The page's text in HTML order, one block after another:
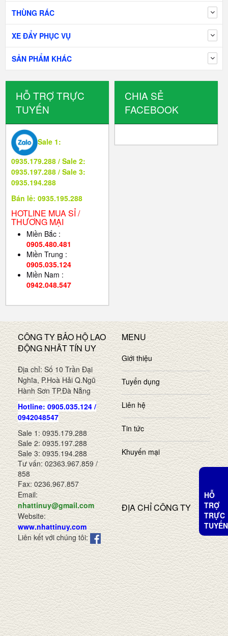
THÙNG RÁC
XE ĐẨY PHỤC VỤ
SẢN PHẨM KHÁC
HỖ TRỢ TRỰC
TUYẾN
Sale 1:
0935.179.288 / Sale 2:
0935.197.288 / Sale 3:
0935.194.288
Bán lẻ: 0935.195.288
HOTLINE MUA SỈ /
THƯƠNG MẠI
Miền Bắc :
0905.480.481
Miền Trung :
0905.035.124
Miền Nam :
0942.048.547
CHIA SẺ
FACEBOOK
CÔNG TY BẢO HỘ LAO
ĐỘNG NHÂT TÍN UY
Địa chỉ: Số 10 Trần Đại
Nghĩa, P.Hoà Hải Q.Ngũ
Hành Sơn TP.Đà Nẵng
Hotline: 0905.035.124 /
0942048547
Sale 1: 0935.179.288
Sale 2: 0935.197.288
Sale 3: 0935.194.288
Tư vấn: 02363.967.859 /
858
Fax: 0236.967.857
Email:
nhattinuy@gmail.com
Website:
www.nhattinuy.com
Liên kết với chúng tôi:
MENU
Giới thiệu
Tuyển dụng
Liên hệ
Tin tức
Khuyến mại
ĐỊA CHỈ CÔNG TY
HỖ
TRỢ
TRỰC
TUYẾN